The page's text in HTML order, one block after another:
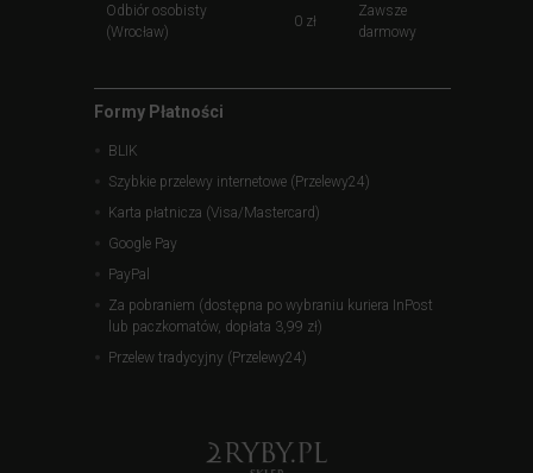
Odbiór osobisty
(Wrocław)
0 zł
Zawsze
darmowy
Formy Płatności
BLIK
Szybkie przelewy internetowe (Przelewy24)
Karta płatnicza (Visa/Mastercard)
Google Pay
PayPal
Za pobraniem (dostępna po wybraniu kuriera InPost
lub paczkomatów, dopłata 3,99 zł)
Przelew tradycyjny (Przelewy24)